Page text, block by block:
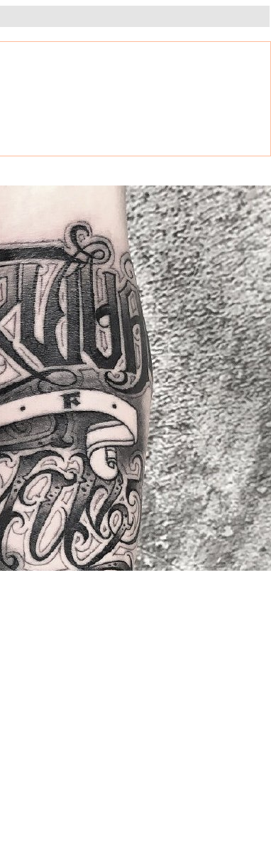
最全纹身资讯服务平台，每周放送国内外精彩纹身图
词即可自助查询相关纹身图文信息，或回复“１”访